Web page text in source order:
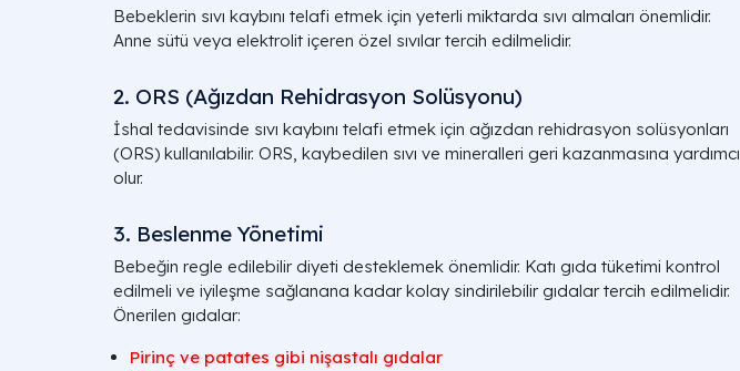
Bebeklerin sıvı kaybını telafi etmek için yeterli miktarda sıvı almaları önemlidir.
Anne sütü veya elektrolit içeren özel sıvılar tercih edilmelidir.
2. ORS (Ağızdan Rehidrasyon Solüsyonu)
İshal tedavisinde sıvı kaybını telafi etmek için ağızdan rehidrasyon solüsyonları
(ORS) kullanılabilir. ORS, kaybedilen sıvı ve mineralleri geri kazanmasına yardımcı
olur.
3. Beslenme Yönetimi
Bebeğin regle edilebilir diyeti desteklemek önemlidir. Katı gıda tüketimi kontrol
edilmeli ve iyileşme sağlanana kadar kolay sindirilebilir gıdalar tercih edilmelidir.
Önerilen gıdalar:
Pirinç ve patates gibi nişastalı gıdalar